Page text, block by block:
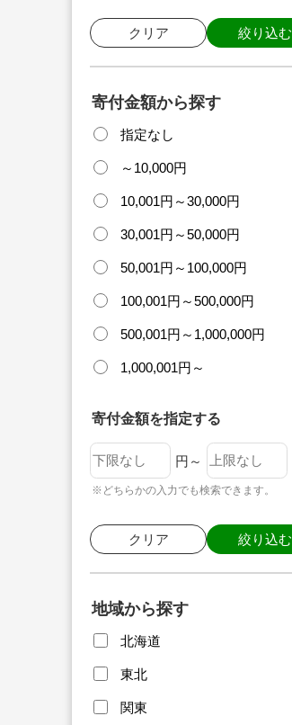
クリア 絞り込む
寄付金額から探す
指定なし
～10,000円
10,001円～30,000円
30,001円～50,000円
50,001円～100,000円
100,001円～500,000円
500,001円～1,000,000円
1,000,001円～
寄付金額を指定する
円～
※どちらかの入力でも検索できます。
クリア 絞り込む
地域から探す
北海道
東北
関東